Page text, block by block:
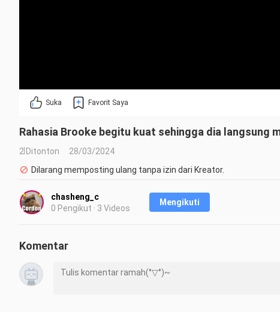
Suka Favorit Saya
Rahasia Brooke begitu kuat sehingga dia langsung
2 Ditonton
28/03/2024
Dilarang memposting ulang tanpa izin dari Kreator.
chasheng_c
0 Pengikut · 3 Videos
Mengikuti
Komentar